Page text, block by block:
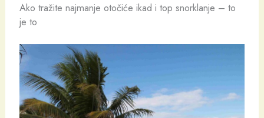
Ako tražite najmanje otočiće ikad i top snorklanje – to
je to